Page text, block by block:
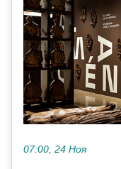
07:00, 24 Ноя